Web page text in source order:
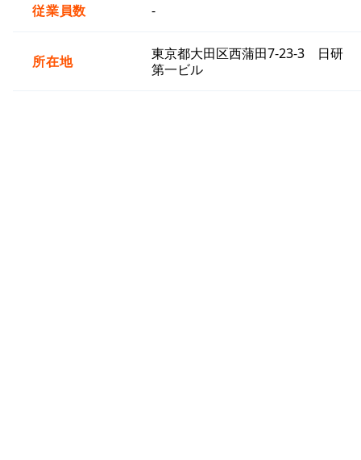
従業員数 -
所在地
東京都大田区西蒲田7-23-3 日研
第一ビル